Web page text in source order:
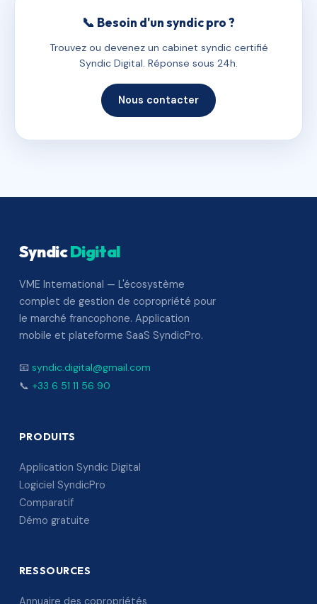
📞 Besoin d'un syndic pro ?
Trouvez ou devenez un cabinet syndic certifié
Syndic Digital. Réponse sous 24h.
Nous contacter
SyndicDigital
VME International — L'écosystème
complet de gestion de copropriété pour
le marché francophone. Application
mobile et plateforme SaaS SyndicPro.
📧 syndic.digital@gmail.com
📞 +33 6 51 11 56 90
PRODUITS
Application Syndic Digital
Logiciel SyndicPro
Comparatif
Démo gratuite
RESSOURCES
Annuaire des copropriétés